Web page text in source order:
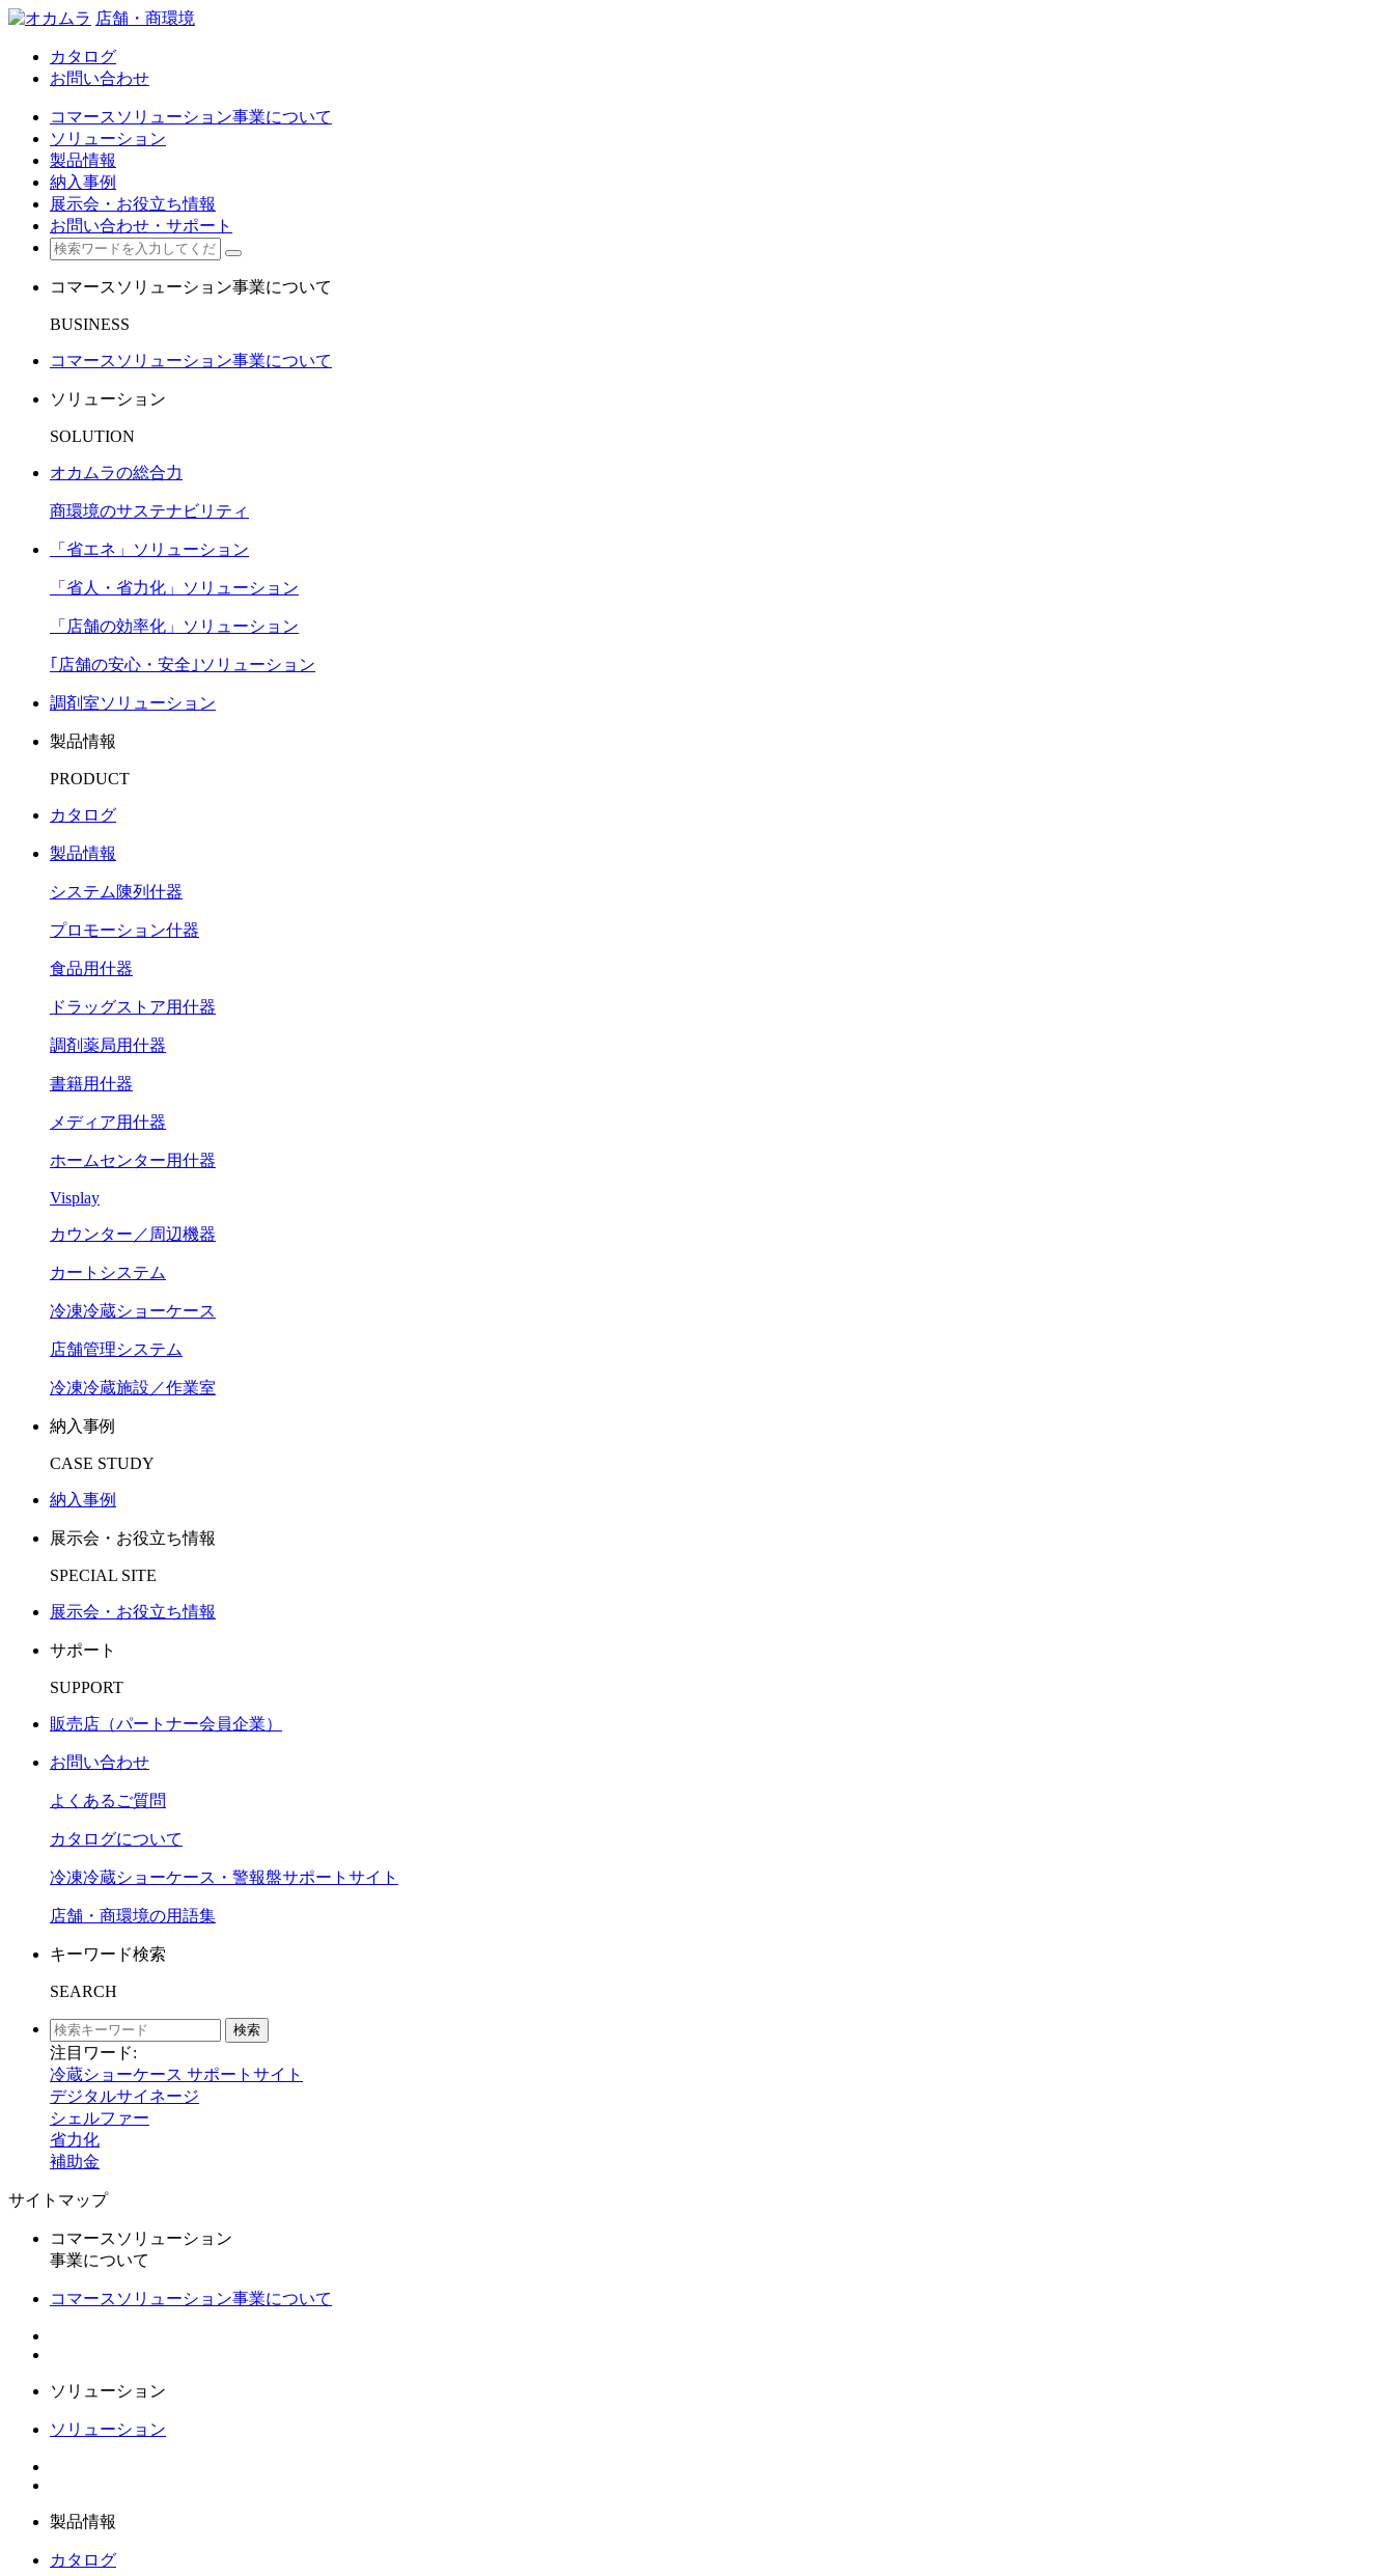
店舗・商環境
カタログ
お問い合わせ
コマースソリューション事業について
ソリューション
製品情報
納入事例
展示会・お役立ち情報
お問い合わせ・サポート
コマースソリューション事業について
BUSINESS
コマースソリューション事業について
ソリューション
SOLUTION
オカムラの総合力
商環境のサステナビリティ
「省エネ」ソリューション
「省人・省力化」ソリューション
「店舗の効率化」ソリューション
｢店舗の安心・安全｣ソリューション
調剤室ソリューション
製品情報
PRODUCT
カタログ
製品情報
システム陳列什器
プロモーション什器
食品用什器
ドラッグストア用什器
調剤薬局用什器
書籍用什器
メディア用什器
ホームセンター用什器
Visplay
カウンター／周辺機器
カートシステム
冷凍冷蔵ショーケース
店舗管理システム
冷凍冷蔵施設／作業室
納入事例
CASE STUDY
納入事例
展示会・お役立ち情報
SPECIAL SITE
展示会・お役立ち情報
サポート
SUPPORT
販売店（パートナー会員企業）
お問い合わせ
よくあるご質問
カタログについて
冷凍冷蔵ショーケース・警報盤サポートサイト
店舗・商環境の用語集
キーワード検索
SEARCH
検索
注目ワード:
冷蔵ショーケース サポートサイト
デジタルサイネージ
シェルファー
省力化
補助金
サイトマップ
コマースソリューション
事業について
コマースソリューション事業について
ソリューション
ソリューション
製品情報
カタログ